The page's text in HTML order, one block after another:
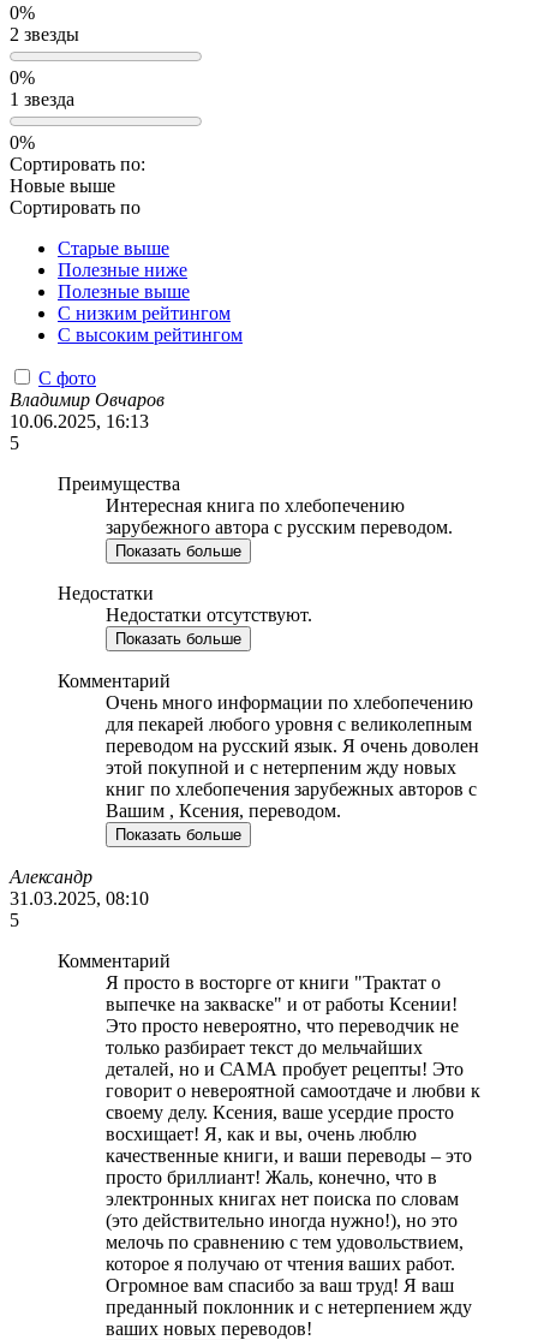
0%
2 звезды
0%
1 звезда
0%
Сортировать по:
Новые выше
Сортировать по
Старые выше
Полезные ниже
Полезные выше
С низким рейтингом
C высоким рейтингом
С фото
Владимир Овчаров
10.06.2025, 16:13
5
Преимущества
Интересная книга по хлебопечению
зарубежного автора с русским переводом.
Показать больше
Недостатки
Недостатки отсутствуют.
Показать больше
Комментарий
Очень много информации по хлебопечению
для пекарей любого уровня с великолепным
переводом на русский язык. Я очень доволен
этой покупной и с нетерпеним жду новых
книг по хлебопечения зарубежных авторов с
Вашим , Ксения, переводом.
Показать больше
Александр
31.03.2025, 08:10
5
Комментарий
Я просто в восторге от книги "Трактат о
выпечке на закваске" и от работы Ксении!
Это просто невероятно, что переводчик не
только разбирает текст до мельчайших
деталей, но и САМА пробует рецепты! Это
говорит о невероятной самоотдаче и любви к
своему делу. Ксения, ваше усердие просто
восхищает! Я, как и вы, очень люблю
качественные книги, и ваши переводы – это
просто бриллиант! Жаль, конечно, что в
электронных книгах нет поиска по словам
(это действительно иногда нужно!), но это
мелочь по сравнению с тем удовольствием,
которое я получаю от чтения ваших работ.
Огромное вам спасибо за ваш труд! Я ваш
преданный поклонник и с нетерпением жду
ваших новых переводов!